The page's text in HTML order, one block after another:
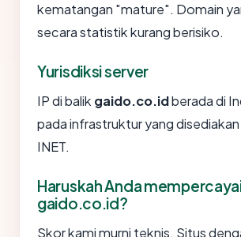
kematangan "mature". Domain
secara statistik kurang berisiko.
Yurisdiksi server
IP di balik gaido.co.idberada di
pada infrastruktur yang
INET.
Haruskah Anda
gaido.co.id?
Skor kami murni teknis. Situs